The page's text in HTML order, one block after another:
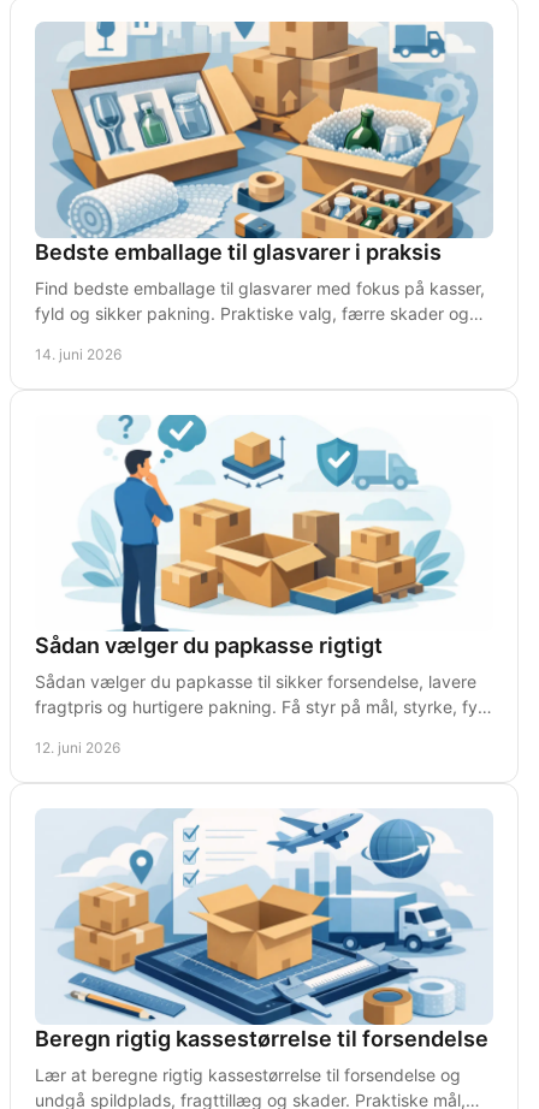
Bedste emballage til glasvarer i praksis
Find bedste emballage til glasvarer med fokus på kasser,
fyld og sikker pakning. Praktiske valg, færre skader og
14. juni 2026
Sådan vælger du papkasse rigtigt
Sådan vælger du papkasse til sikker forsendelse, lavere
fragtpris og hurtigere pakning. Få styr på mål, styrke, fyld
12. juni 2026
Beregn rigtig kassestørrelse til forsendelse
Lær at beregne rigtig kassestørrelse til forsendelse og
undgå spildplads, fragttillæg og skader. Praktiske mål,